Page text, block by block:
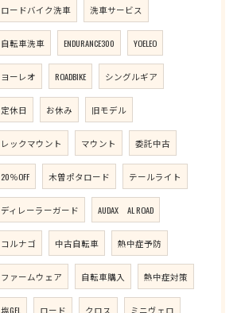
ロードバイク洗車 洗車サービス
自転車洗車 ENDURANCE300 YOELEO
ヨーレオ ROADBIKE シングルギア
定休日 お休み 旧モデル
レックマウント マウント 委託中古
20％OFF 木曽ポタロード テールライト
ディレーラーガード AUDAX AL ROAD
コルナゴ 中古自転車 熱中症予防
ファームウェア 自転車購入 熱中症対策
塩GEL ロード クロス ミニヴェロ